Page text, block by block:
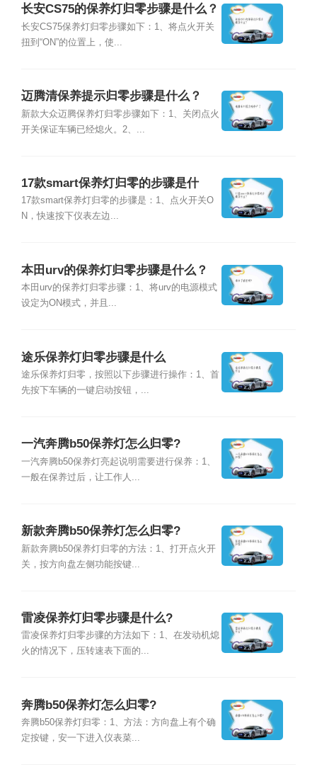
长安CS75的保养灯归零步骤是什么？
长安CS75保养灯归零步骤如下：1、将点火开关
扭到“ON”的位置上，使...
迈腾清保养提示归零步骤是什么？
新款大众迈腾保养灯归零步骤如下：1、关闭点火
开关保证车辆已经熄火。2、...
17款smart保养灯归零的步骤是什
么？
17款smart保养灯归零的步骤是：1、点火开关O
N，快速按下仪表左边...
本田urv的保养灯归零步骤是什么？
本田urv的保养灯归零步骤：1、将urv的电源模式
设定为ON模式，并且...
途乐保养灯归零步骤是什么
途乐保养灯归零，按照以下步骤进行操作：1、首
先按下车辆的一键启动按钮，...
一汽奔腾b50保养灯怎么归零?
一汽奔腾b50保养灯亮起说明需要进行保养：1、
一般在保养过后，让工作人...
新款奔腾b50保养灯怎么归零?
新款奔腾b50保养灯归零的方法：1、打开点火开
关，按方向盘左侧功能按键...
雷凌保养灯归零步骤是什么?
雷凌保养灯归零步骤的方法如下：1、在发动机熄
火的情况下，压转速表下面的...
奔腾b50保养灯怎么归零?
奔腾b50保养灯归零：1、方法：方向盘上有个确
定按键，安一下进入仪表菜...